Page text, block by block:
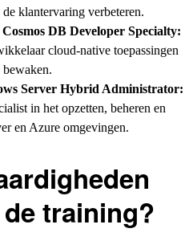
klantervaring verbeteren.
DB Developer Specialty:
cloud-native toepassingen
Server Hybrid Administrator:
in het opzetten, beheren en
en Azure omgevingen.
training?